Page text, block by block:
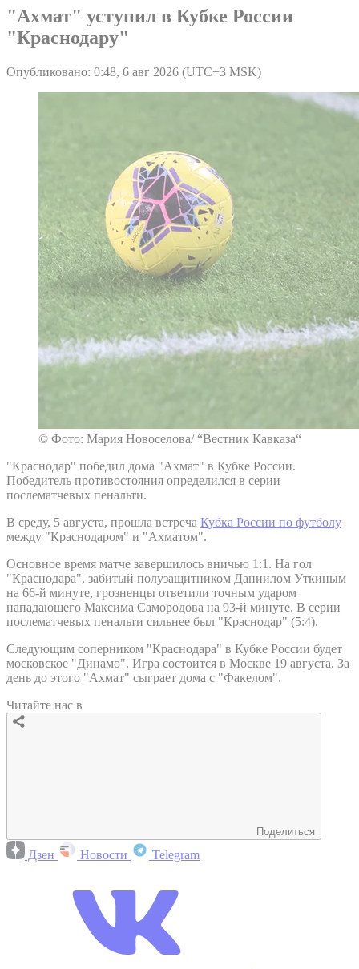
"Ахмат" уступил в Кубке России
"Краснодару"
Опубликовано: 0:48, 6 авг 2026 (UTC+3 MSK)
© Фото: Мария Новоселова/ “Вестник Кавказа“
"Краснодар" победил дома "Ахмат" в Кубке России.
Победитель противостояния определился в серии
послематчевых пенальти.
В среду, 5 августа, прошла встреча Кубка России по футболу
между "Краснодаром" и "Ахматом".
Основное время матче завершилось вничью 1:1. На гол
"Краснодара", забитый полузащитником Даниилом Уткиным
на 66-й минуте, грозненцы ответили точным ударом
нападающего Максима Самородова на 93-й минуте. В серии
послематчевых пенальти сильнее был "Краснодар" (5:4).
Следующим соперником "Краснодара" в Кубке России будет
московское "Динамо". Игра состоится в Москве 19 августа. За
день до этого "Ахмат" сыграет дома с "Факелом".
Читайте нас в
Поделиться
Дзен Новости Telegram